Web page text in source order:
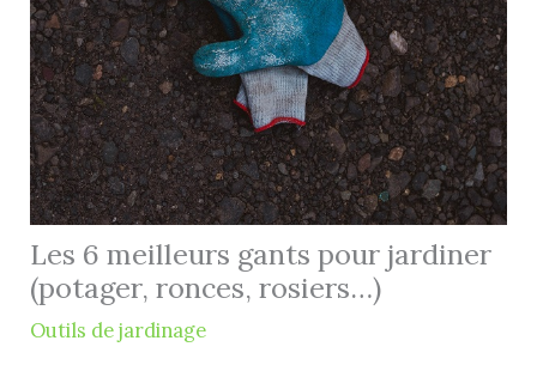
Les 6 meilleurs gants pour jardiner
(potager, ronces, rosiers…)
Outils de jardinage